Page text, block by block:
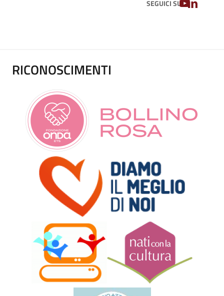
SEGUICI SUYOUTUBE
LINKEDIN
RICONOSCIMENTI